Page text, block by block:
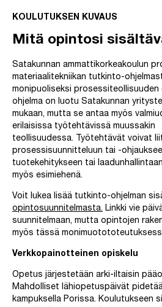
KOULUTUKSEN KUVAUS
Mitä opintosi
Satakunnan ammattikorkeakoulun
materiaalitekniikan tutkinto-
monipuoliseksi prosessiteollisuuden
ohjelma on luotu Satakunnan
mukaan, mutta se antaa myös
erilaisissa työtehtävissä muussakin
teollisuudessa. Työtehtävät voivat
prosessisuunnitteluun tai -
tuotekehitykseen tai
myös esimiehenä.
Voit lukea lisää tutkinto-ohjelman
opintosuunnitelmasta. Linkki vie
suunnitelmaan, mutta opintojen
myös tässä
Verkkopainotteinen opiskelu
Opetus järjestetään arki-iltaisin
Mahdolliset lähiopetuspäivät
kampuksella Porissa. Koulutukseen